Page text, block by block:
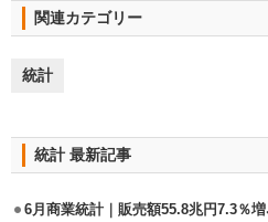
関連カテゴリー
統計
統計 最新記事